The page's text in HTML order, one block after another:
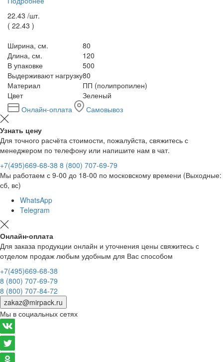
22.43 /шт.
( 22.43 )
Ширина, см.
80
Длина, см.
120
В упаковке
500
Выдерживают нагрузку80
Материал
ПП (полипропилен)
Цвет
Зеленый
Онлайн-оплата
Самовывоз
Узнать цену
Для точного расчёта стоимости, пожалуйста, свяжитесь с
менеджером по телефону или напишите нам в чат.
+7(495)669-68-38 8 (800) 707-69-79
Мы работаем с 9-00 до 18-00 по московскому времени (Выходные:
сб, вс)
WhatsApp
Telegram
Онлайн-оплата
Для заказа продукции онлайн и уточнения цены свяжитесь с
отделом продаж любым удобным для Вас способом
+7(495)669-68-38
8 (800) 707-69-79
8 (800) 707-84-72
zakaz@mirpack.ru
Мы в социальных сетях